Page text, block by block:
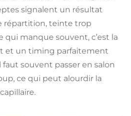
signalent un résultat
répartition, teinte trop
qui manque souvent, c’est la
et un timing parfaitement
faut souvent passer en salon
ce qui peut alourdir la